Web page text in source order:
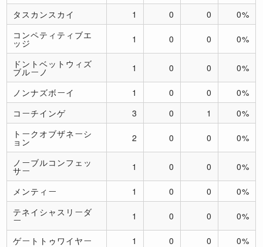
タスカンスカイ 1 0 0
0%
コンペティティブエ
ッジ 1 0 0 0%
ドントベットウィズ
ブルーノ 1 0 0 0%
ノンナズボーイ 1 0 0
0%
コーチインゲ
3 0 1
0%
トークオブザネーシ
ョン 2 0 0 0%
ノーブルコンフェッ
サー 1 0 0 0%
メンティー 1 0 0
0%
テネイシャスリーダ
ー 1 0 0 0%
ゲートトゥワイヤー 1 0 0
0%